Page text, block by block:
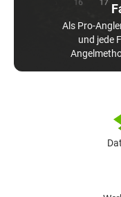
Als Pro-
und jede